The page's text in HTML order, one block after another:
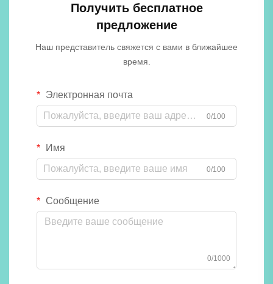
Получить бесплатное
предложение
Наш представитель свяжется с вами в ближайшее
время.
Электронная почта
0/100
Имя
0/100
Сообщение
0/1000